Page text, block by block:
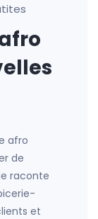
afro
de
raconte
et